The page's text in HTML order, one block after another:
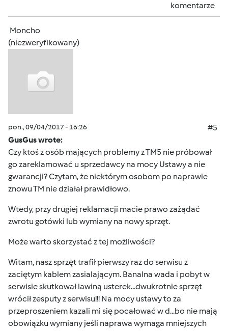
komentarze
Moncho
(niezweryfikowany)
pon., 09/04/2017 - 16:26
#5
GusGus wrote:
Czy ktoś z osób mających problemy z TM5 nie próbował
go zareklamować u sprzedawcy na mocy Ustawy a nie
gwarancji? Czytam, że niektórym osobom po naprawie
znowu TM nie działał prawidłowo.
Wtedy, przy drugiej reklamacji macie prawo zażądać
zwrotu gotówki lub wymiany na nowy sprzęt.
Może warto skorzystać z tej możliwości?
Witam, nasz sprzęt trafił pierwszy raz do serwisu z
zaciętym kablem zasialającym. Banalna wada i pobyt w
serwisie skutkował lawiną usterek...dwukrotnie sprzęt
wrócił zesputy z serwisu!!! Na mocy ustawy to za
przeproszeniem kazali mi się pocałować w d...bo nie mają
obowiązku wymiany jeśli naprawa wymaga mniejszych